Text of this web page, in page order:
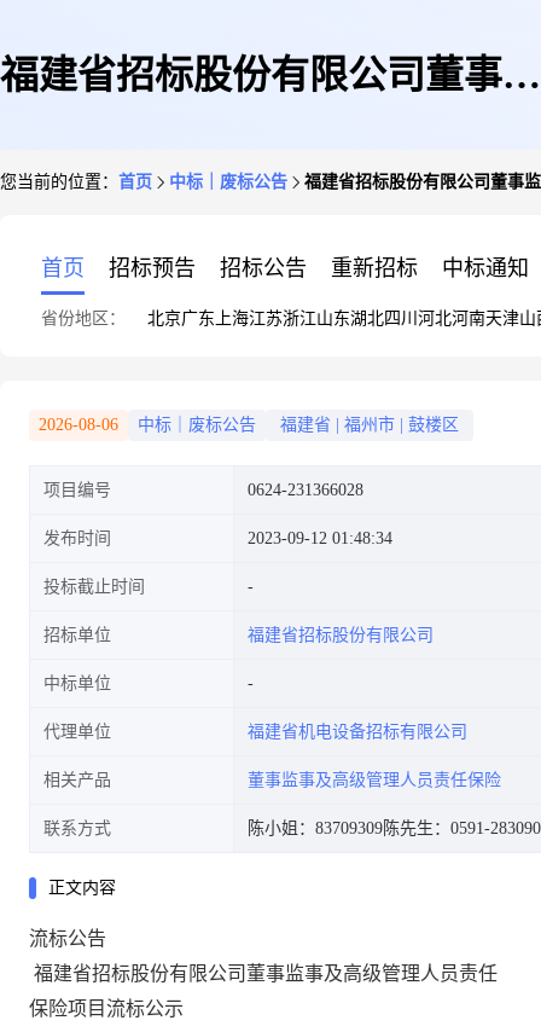
福建省招标股份有限公司董事监
您当前的位置： 首页 中标｜废标公告 福建省招标股份有限公司董事
首页 招标预告 招标公告 重新招标 中标通知
省份地区： 北京广东 上海江苏浙江山东湖北四川 河北河南天津山
2026-08-06 中标｜废标公告 福建省 福州市 鼓楼区
项目编号 0624-231366028
发布时间 2023-09-12 01:48:34
投标截止时间
招标单位 福建省招标股份有限公司
中标单位
代理单位 福建省机电设备招标有限公司
相关产品 董事监事及高级管理人员责任保险
联系方式 陈小姐：83709309陈先生：0591-
正文内容
流标公告
福建省招标股份有限公司董事监事及高级管理人员责任
保险项目流标公示